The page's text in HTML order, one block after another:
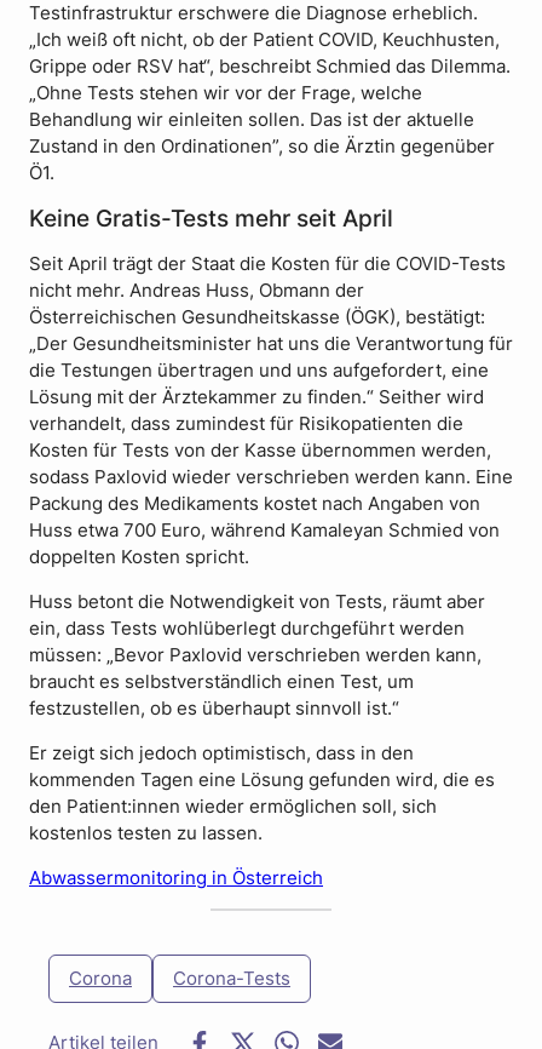
Testinfrastruktur erschwere die Diagnose erheblich.
„Ich weiß oft nicht, ob der Patient COVID, Keuchhusten,
Grippe oder RSV hat“, beschreibt Schmied das Dilemma.
„Ohne Tests stehen wir vor der Frage, welche
Behandlung wir einleiten sollen. Das ist der aktuelle
Zustand in den Ordinationen”, so die Ärztin gegenüber
Ö1.
Keine Gratis-Tests mehr seit April
Seit April trägt der Staat die Kosten für die COVID-Tests
nicht mehr. Andreas Huss, Obmann der
Österreichischen Gesundheitskasse (ÖGK), bestätigt:
„Der Gesundheitsminister hat uns die Verantwortung für
die Testungen übertragen und uns aufgefordert, eine
Lösung mit der Ärztekammer zu finden.“ Seither wird
verhandelt, dass zumindest für Risikopatienten die
Kosten für Tests von der Kasse übernommen werden,
sodass Paxlovid wieder verschrieben werden kann. Eine
Packung des Medikaments kostet nach Angaben von
Huss etwa 700 Euro, während Kamaleyan Schmied von
doppelten Kosten spricht.
Huss betont die Notwendigkeit von Tests, räumt aber
ein, dass Tests wohlüberlegt durchgeführt werden
müssen: „Bevor Paxlovid verschrieben werden kann,
braucht es selbstverständlich einen Test, um
festzustellen, ob es überhaupt sinnvoll ist.“
Er zeigt sich jedoch optimistisch, dass in den
kommenden Tagen eine Lösung gefunden wird, die es
den Patient:innen wieder ermöglichen soll, sich
kostenlos testen zu lassen.
Abwassermonitoring in Österreich
Corona Corona-Tests
T
W